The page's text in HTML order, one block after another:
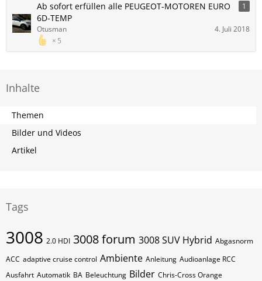
Ab sofort erfüllen alle PEUGEOT-MOTOREN EURO
6D-TEMP
1
5
Otusman 4. Juli 2018
Inhalte
Themen
Bilder und Videos
Artikel
Tags
3008 2.0 HDI 3008 forum 3008 SUV Hybrid Abgasnorm
ACC adaptive cruise control Ambiente Anleitung Audioanlage RCC
Ausfahrt Automatik BA Beleuchtung Bilder Chris-Cross Orange